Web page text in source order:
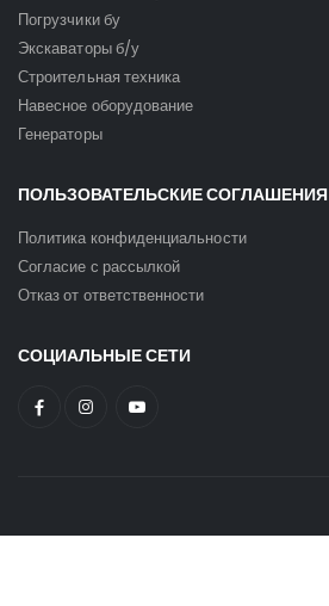
Погрузчики бу
Экскаваторы б/у
Строительная техника
Навесное оборудование
Генераторы
ПОЛЬЗОВАТЕЛЬСКИЕ СОГЛАШЕНИЯ
Политика конфиденциальности
Согласие с рассылкой
Отказ от ответственности
СОЦИАЛЬНЫЕ СЕТИ